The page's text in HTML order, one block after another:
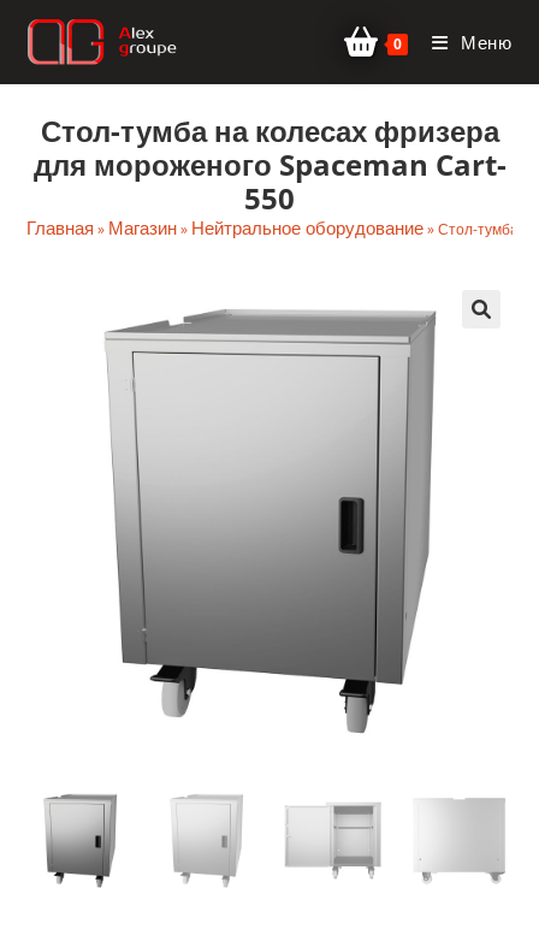
Перейти
0 Меню
Стол-тумба на колесах фризера
для мороженого Spaceman Cart-
550
Главная » Магазин» Нейтральное оборудование»Стол-тумба